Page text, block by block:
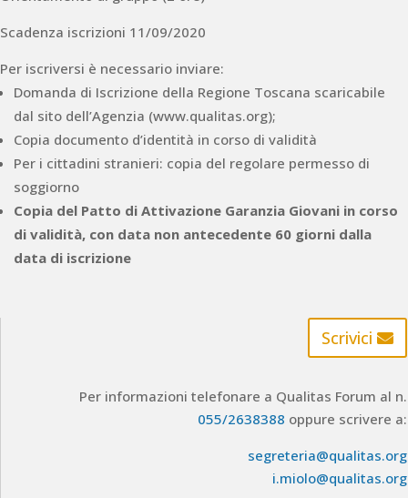
Scadenza iscrizioni 11/09/2020
Per iscriversi è necessario inviare:
Domanda di Iscrizione della Regione Toscana scaricabile
dal sito dell’Agenzia (www.qualitas.org);
Copia documento d’identità in corso di validità
Per i cittadini stranieri: copia del regolare permesso di
soggiorno
Copia del Patto di Attivazione Garanzia Giovani in corso
di validità, con data non antecedente 60 giorni dalla
data di iscrizione
Scrivici
Per informazioni telefonare a Qualitas Forum al n.
055/2638388 oppure scrivere a:
segreteria@qualitas.org
i.miolo@qualitas.org